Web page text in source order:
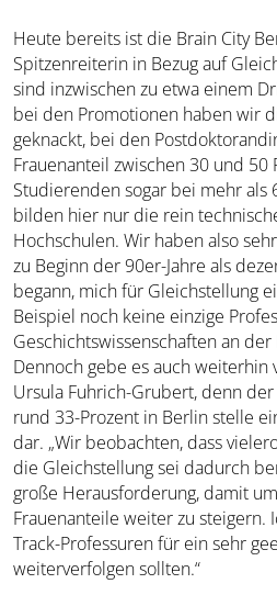
Heute bereits ist die Brain City
Spitzenreiterin in Bezug auf
sind inzwischen zu etwa einem
bei den Promotionen haben wir
geknackt, bei den
Frauenanteil zwischen 30 und
Studierenden sogar bei mehr als
bilden hier nur die rein
Hochschulen. Wir haben also
zu Beginn der 90er-Jahre als
begann, mich für Gleichstellung
Beispiel noch keine einzige
Geschichtswissenschaften an der
Dennoch gebe es auch weiterhin
Ursula Fuhrich-Grubert, denn
rund 33-Prozent in Berlin stelle
dar. „Wir beobachten, dass
die Gleichstellung sei dadurch
große Herausforderung, damit
Frauenanteile weiter zu steigern.
Track-Professuren für ein sehr
weiterverfolgen sollten.“